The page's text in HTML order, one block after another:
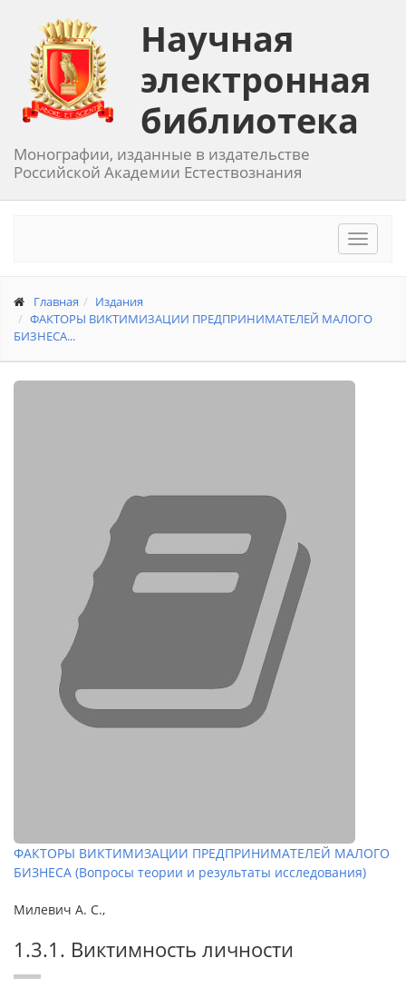
Научная
электронная
библиотека
Монографии, изданные в издательстве
Российской Академии Естествознания
Toggle
Главная
Издания
ФАКТОРЫ ВИКТИМИЗАЦИИ ПРЕДПРИНИМАТЕЛЕЙ МАЛОГО
БИЗНЕСА...
ФАКТОРЫ ВИКТИМИЗАЦИИ ПРЕДПРИНИМАТЕЛЕЙ МАЛОГО
БИЗНЕСА (Вопросы теории и результаты исследования)
Милевич А. С.,
1.3.1. Виктимность личности